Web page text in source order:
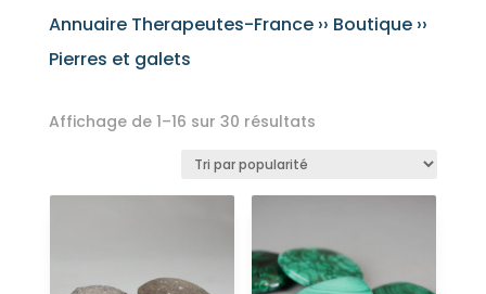
Annuaire Therapeutes-France›› Boutique››
Pierres et galets
Affichage de 1–16 sur 30 résultatsTrié